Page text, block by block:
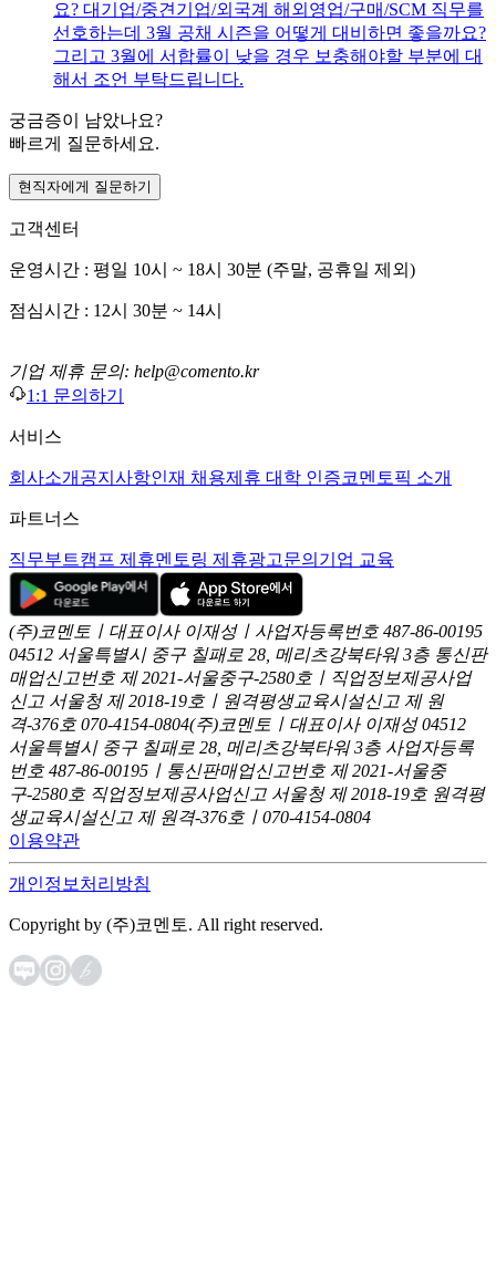
요? 대기업/중견기업/외국계 해외영업/구매/SCM 직무를
선호하는데 3월 공채 시즌을 어떻게 대비하면 좋을까요?
그리고 3월에 서합률이 낮을 경우 보충해야할 부분에 대
해서 조언 부탁드립니다.
궁금증이 남았나요?
빠르게 질문하세요.
현직자에게 질문하기
고객센터
운영시간 : 평일 10시 ~ 18시 30분 (주말, 공휴일 제외)
점심시간 : 12시 30분 ~ 14시
기업 제휴 문의: help@comento.kr
1:1 문의하기
서비스
회사소개 공지사항인재 채용제휴 대학 인증코멘토픽 소개
파트너스
직무부트캠프 제휴멘토링 제휴광고문의 기업 교육
(주)코멘토ㅣ대표이사 이재성ㅣ사업자등록번호 487-86-00195
04512 서울특별시 중구 칠패로 28, 메리츠강북타워 3층 통신판
매업신고번호 제 2021-서울중구-2580호ㅣ직업정보제공사업
신고 서울청 제 2018-19호ㅣ원격평생교육시설신고 제 원
격-376호 070-4154-0804(주)코멘토ㅣ대표이사 이재성 04512
서울특별시 중구 칠패로 28, 메리츠강북타워 3층 사업자등록
번호 487-86-00195ㅣ통신판매업신고번호 제 2021-서울중
구-2580호 직업정보제공사업신고 서울청 제 2018-19호 원격평
생교육시설신고 제 원격-376호ㅣ070-4154-0804
이용약관
개인정보처리방침
Copyright by (주)코멘토. All right reserved.